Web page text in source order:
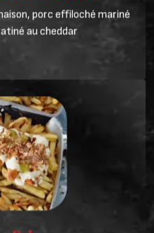
porc effiloché mariné
au cheddar